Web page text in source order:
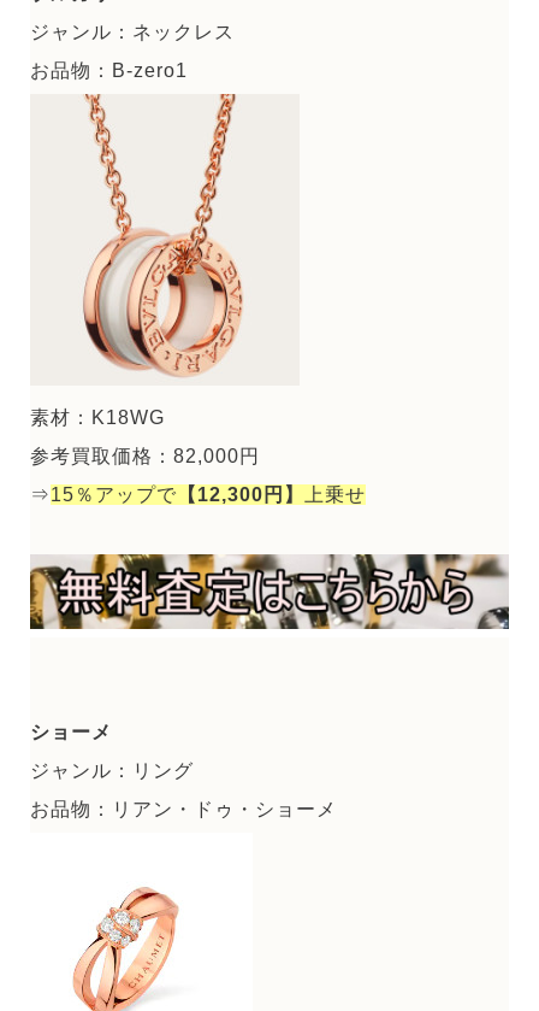
ジャンル：ネックレス
お品物：B-zero1
素材：K18WG
参考買取価格：82,000円
⇒15％アップで 【12,300円】 上乗せ
ショーメ
ジャンル：リング
お品物：リアン・ドゥ・ショーメ